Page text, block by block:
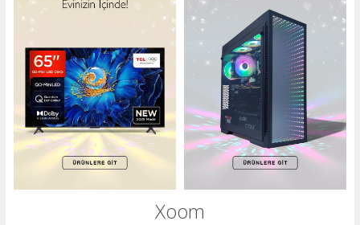
Xoom